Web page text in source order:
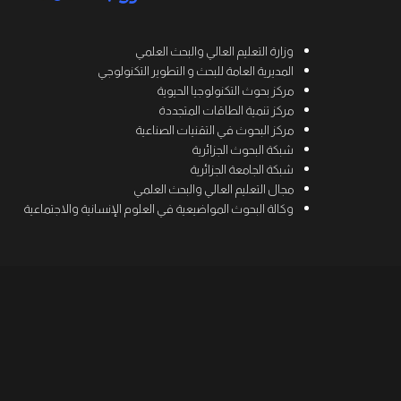
وزارة التعليم العالي والبحث العلمي
المديرية العامة للبحث و التطوير التكنولوجي
مركز بحوث التكنولوجيا الحيوية
مركز تنمية الطاقات المتجددة
مركز البحوث في التقنيات الصناعية
شبكة البحوث الجزائرية
شبكة الجامعة الجزائرية
مجال التعليم العالي والبحث العلمي
وكالة البحوث المواضيعية في العلوم الإنسانية والاجتماعية